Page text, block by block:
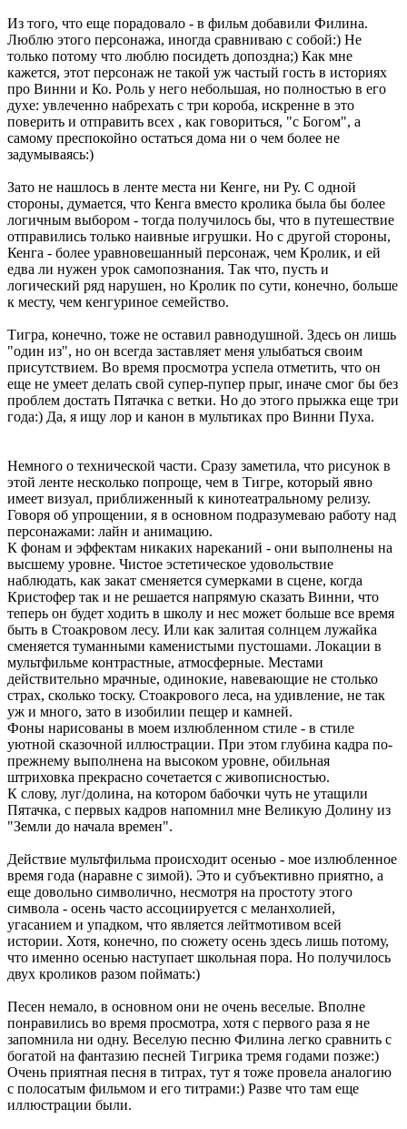
Из того, что еще порадовало - в фильм добавили Филина.
Люблю этого персонажа, иногда сравниваю с собой:) Не
только потому что люблю посидеть допоздна;) Как мне
кажется, этот персонаж не такой уж частый гость в историях
про Винни и Ко. Роль у него небольшая, но полностью в его
духе: увлеченно набрехать с три короба, искренне в это
поверить и отправить всех , как говориться, "с Богом", а
самому преспокойно остаться дома ни о чем более не
задумываясь:)
Зато не нашлось в ленте места ни Кенге, ни Ру. С одной
стороны, думается, что Кенга вместо кролика была бы более
логичным выбором - тогда получилось бы, что в путешествие
отправились только наивные игрушки. Но с другой стороны,
Кенга - более уравновешанный персонаж, чем Кролик, и ей
едва ли нужен урок самопознания. Так что, пусть и
логический ряд нарушен, но Кролик по сути, конечно, больше
к месту, чем кенгуриное семейство.
Тигра, конечно, тоже не оставил равнодушной. Здесь он лишь
"один из", но он всегда заставляет меня улыбаться своим
присутствием. Во время просмотра успела отметить, что он
еще не умеет делать свой супер-пупер прыг, иначе смог бы без
проблем достать Пятачка с ветки. Но до этого прыжка еще три
года:) Да, я ищу лор и канон в мультиках про Винни Пуха.
Немного о технической части. Сразу заметила, что рисунок в
этой ленте несколько попроще, чем в Тигре, который явно
имеет визуал, приближенный к кинотеатральному релизу.
Говоря об упрощении, я в основном подразумеваю работу над
персонажами: лайн и анимацию.
К фонам и эффектам никаких нареканий - они выполнены на
высшему уровне. Чистое эстетическое удовольствие
наблюдать, как закат сменяется сумерками в сцене, когда
Кристофер так и не решается напрямую сказать Винни, что
теперь он будет ходить в школу и нес может больше все время
быть в Стоакровом лесу. Или как залитая солнцем лужайка
сменяется туманными каменистыми пустошами. Локации в
мультфильме контрастные, атмосферные. Местами
действительно мрачные, одинокие, навевающие не столько
страх, сколько тоску. Стоакрового леса, на удивление, не так
уж и много, зато в изобилии пещер и камней.
Фоны нарисованы в моем излюбленном стиле - в стиле
уютной сказочной иллюстрации. При этом глубина кадра по-
прежнему выполнена на высоком уровне, обильная
штриховка прекрасно сочетается с живописностью.
К слову, луг/долина, на котором бабочки чуть не утащили
Пятачка, с первых кадров напомнил мне Великую Долину из
"Земли до начала времен".
Действие мультфильма происходит осенью - мое излюбленное
время года (наравне с зимой). Это и субъективно приятно, а
еще довольно символично, несмотря на простоту этого
символа - осень часто ассоциируется с меланхолией,
угасанием и упадком, что является лейтмотивом всей
истории. Хотя, конечно, по сюжету осень здесь лишь потому,
что именно осенью наступает школьная пора. Но получилось
двух кроликов разом поймать:)
Песен немало, в основном они не очень веселые. Вполне
понравились во время просмотра, хотя с первого раза я не
запомнила ни одну. Веселую песню Филина легко сравнить с
богатой на фантазию песней Тигрика тремя годами позже:)
Очень приятная песня в титрах, тут я тоже провела аналогию
с полосатым фильмом и его титрами:) Разве что там еще
иллюстрации были.